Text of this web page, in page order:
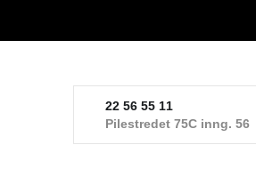
22 56 55 11
Pilestredet 75C inng. 56